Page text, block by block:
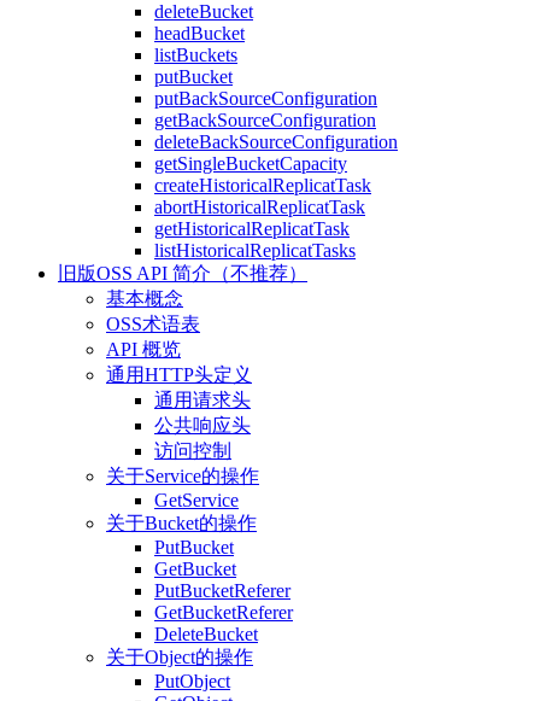
deleteBucket
headBucket
listBuckets
putBucket
putBackSourceConfiguration
getBackSourceConfiguration
deleteBackSourceConfiguration
getSingleBucketCapacity
createHistoricalReplicatTask
abortHistoricalReplicatTask
getHistoricalReplicatTask
listHistoricalReplicatTasks
旧版OSS API 简介（不推荐）
基本概念
OSS术语表
API 概览
通用HTTP头定义
通用请求头
公共响应头
访问控制
关于Service的操作
GetService
关于Bucket的操作
PutBucket
GetBucket
PutBucketReferer
GetBucketReferer
DeleteBucket
关于Object的操作
PutObject